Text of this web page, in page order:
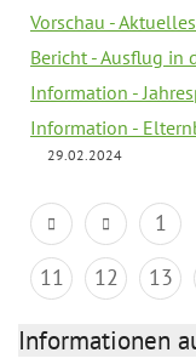
Vorschau -
Bericht - Ausflug in
Information -
Information -
29.02.2024
1
11
12 13
Informationen